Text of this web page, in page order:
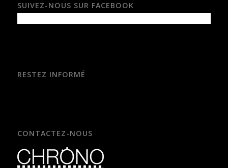
SUIVEZ-NOUS SUR FACEBOOK
RESTEZ INFORMÉ
CONTACTEZ-NOUS